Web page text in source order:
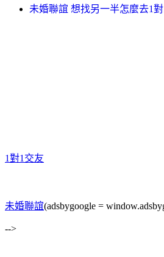
未婚聯誼 想找另一半怎麼去1
1對1交友
未婚聯誼(adsbygoogle =
-->